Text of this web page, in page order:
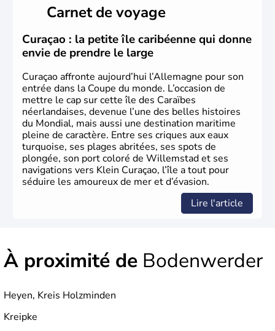
lesquelles bénéficient d'une grande autonomie. Le pays
peut se targuer de grands noms qu'il a vu naître dans tous
les domaines, des arts à la politique en passant par la
philosophie. Hertz, Gutenberg, Heidegger, Thomas Mann,
Herman Hesse ou bien Hegel en font partie.
Carnet de voyage
Curaçao : la petite île caribéenne qui donne
envie de prendre le large
Curaçao affronte aujourd’hui l’Allemagne pour son
entrée dans la Coupe du monde. L’occasion de
mettre le cap sur cette île des Caraïbes
néerlandaises, devenue l’une des belles histoires
du Mondial, mais aussi une destination maritime
pleine de caractère. Entre ses criques aux eaux
turquoise, ses plages abritées, ses spots de
plongée, son port coloré de Willemstad et ses
navigations vers Klein Curaçao, l’île a tout pour
séduire les amoureux de mer et d’évasion.
Lire l'article
À proximité de Bodenwerder
Heyen, Kreis Holzminden
Kreipke